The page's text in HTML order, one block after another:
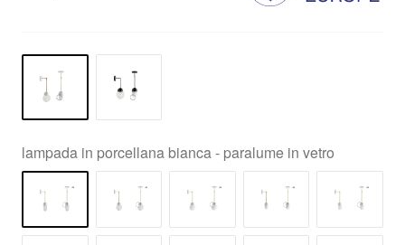
lampada in porcellana bianca - paralume in vetro